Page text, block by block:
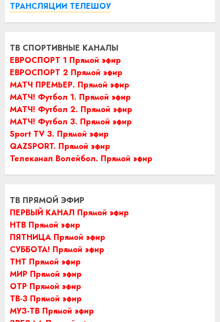
ТРАНСЛЯЦИИ ТЕЛЕШОУ
ТВ СПОРТИВНЫЕ КАНАЛЫ
ЕВРОСПОРТ 1 Прямой эфир
ЕВРОСПОРТ 2 Прямой эфир
МАТЧ ПРЕМЬЕР. Прямой эфир
МАТЧ! Футбол 1. Прямой эфир
МАТЧ! Футбол 2. Прямой эфир
МАТЧ! Футбол 3. Прямой эфир
Sport TV 3. Прямой эфир
QAZSPORT. Прямой эфир
Телеканал Волейбол. Прямой эфир
ТВ ПРЯМОЙ ЭФИР
ПЕРВЫЙ КАНАЛ Прямой эфир
НТВ Прямой эфир
ПЯТНИЦА Прямой эфир
СУББОТА! Прямой эфир
ТНТ Прямой эфир
МИР Прямой эфир
ОТР Прямой эфир
ТВ-3 Прямой эфир
МУЗ-ТВ Прямой эфир